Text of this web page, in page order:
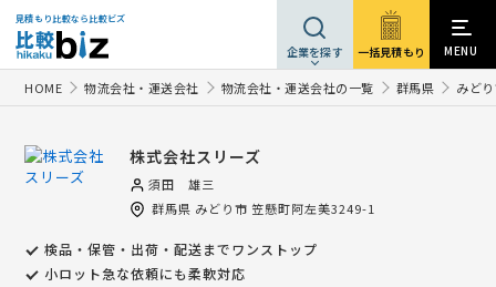
見積もり比較なら比較ビズ
企業を探す 一括見積もり MENU
HOME 物流会社・運送会社 物流会社・運送会社の一覧 群馬県 みど
株式会社スリーズ
須田 雄三
群馬県 みどり市 笠懸町阿左美3249-1
検品・保管・出荷・配送までワンストップ
小ロット急な依頼にも柔軟対応